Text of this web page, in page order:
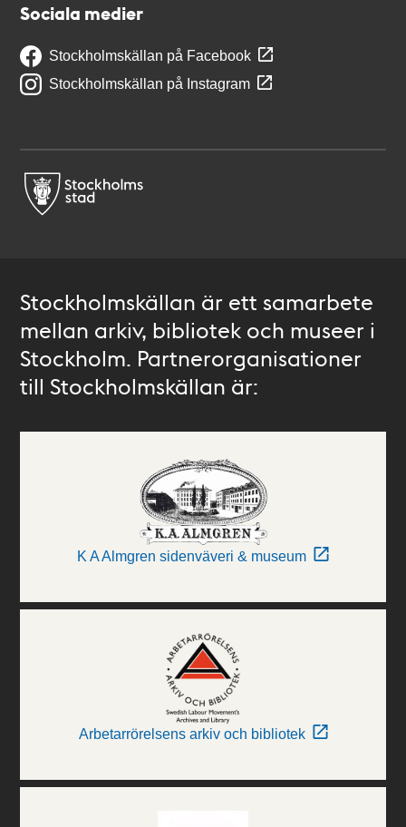
Sociala medier
Stockholmskällan på Facebook
Stockholmskällan på Instagram
Stockholmskällan är ett samarbete
mellan arkiv, bibliotek och museer i
Stockholm. Partnerorganisationer
till Stockholmskällan är:
K A Almgren sidenväveri & museum
Arbetarrörelsens arkiv och bibliotek